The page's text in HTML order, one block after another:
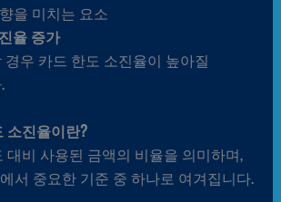
을 미치는 요소
율 증가
우 카드 한도 소진율이 높아질
소진율이란?
대비 사용된 금액의 비율을 의미하며,
서 중요한 기준 중 하나로 여겨집니다.